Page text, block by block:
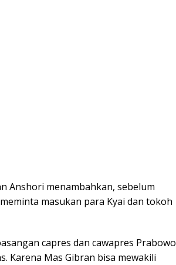
Anshori menambahkan, sebelum
masukan para Kyai dan tokoh
capres dan cawapres Prabowo
Karena Mas Gibran bisa mewakili